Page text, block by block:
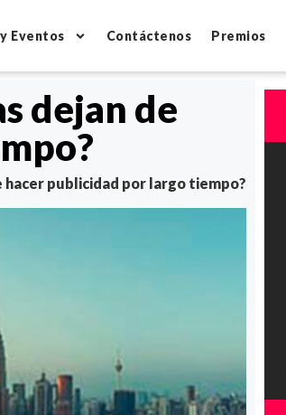
Eventos Contáctenos Premios
dejan de
hacer publicidad por largo tiempo?